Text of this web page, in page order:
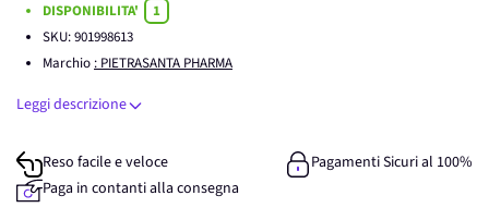
DISPONIBILITA'
1
SKU:901998613
Marchio : PIETRASANTA PHARMA
Leggi descrizione
Reso facile e veloce
Pagamenti Sicuri al 100%
Paga in contanti alla consegna